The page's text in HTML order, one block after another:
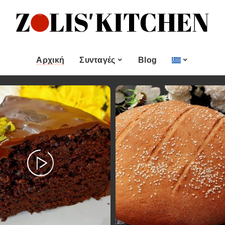
Αρχική Συνταγές
Κατηγορίες
Ορεκτικα & μεζεδες
Ψωμι
Κουλούρια και
Μπισκότα
Γλυκό και Επιδόρπιο
Ποτά και Χυμοί
Ψάρι και Θαλασσινά
Σάλτσες και Αλοιφές
Εποχιακές Συνταγές
Χριστουγεννιάτικες
Συνταγές
Πασχαλινές Συνταγές
Νηστίσιμες Συνταγές
Συνταγές για Αγίου
Βαλεντίνου
Blog
Αλοιφές
Εποχιακές Συνταγές
Συνταγές για Αγίου
Βαλεντίνου